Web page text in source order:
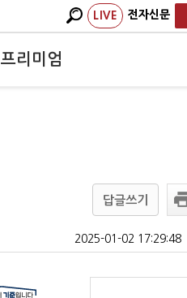
LIVE 전자신문
프리미엄
답글쓰기
2025-01-02 17:29:48